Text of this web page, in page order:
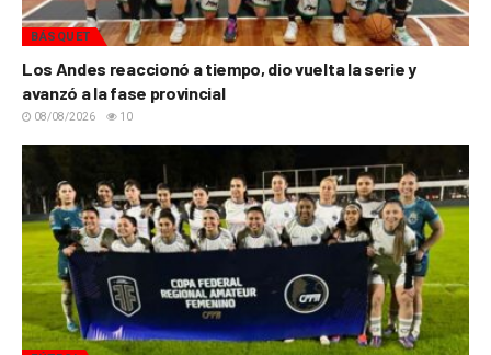
BÁSQUET
Los Andes reaccionó a tiempo, dio vuelta la serie y
avanzó a la fase provincial
08/08/2026 10